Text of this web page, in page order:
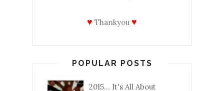
♥ Thankyou ♥
POPULAR POSTS
2015... It's All About